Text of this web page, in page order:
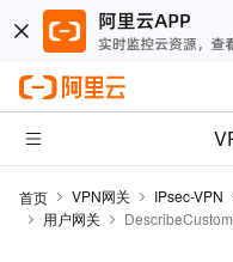
首页 VPN网关 IPsec-VPN
用户网关